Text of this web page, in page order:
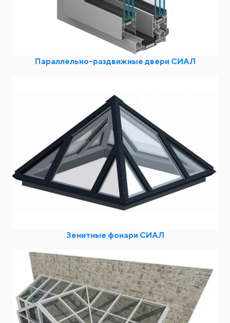
Параллельно-раздвижные двери СИАЛ
Зенитные фонари СИАЛ